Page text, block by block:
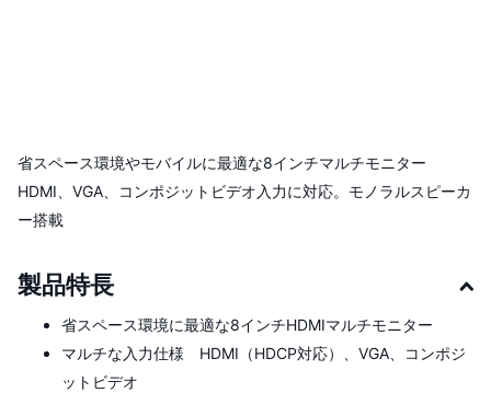
省スペース環境やモバイルに最適な8インチマルチモニター
HDMI、VGA、コンポジットビデオ入力に対応。モノラルスピーカ
ー搭載
製品特長
省スペース環境に最適な8インチHDMIマルチモニター
マルチな入力仕様 HDMI（HDCP対応）、VGA、コンポジ
ットビデオ